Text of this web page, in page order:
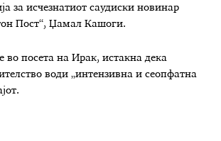
за исчезнатиот саудиски новинар
Пост“, Џамал Кашоги.
во посета на Ирак, истакна дека
води „интензивна и сеопфатна